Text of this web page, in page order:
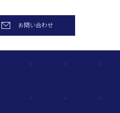
お問い合わせ